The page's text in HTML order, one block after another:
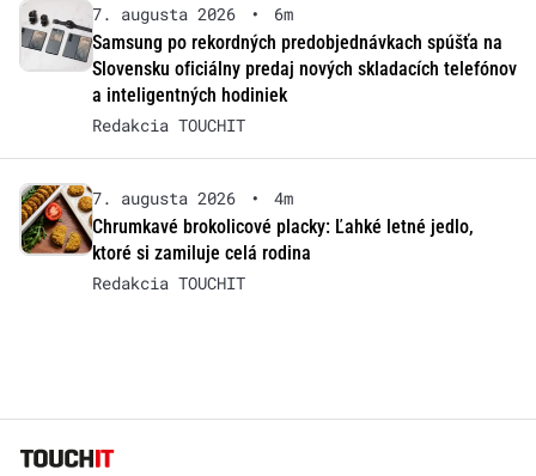
7. augusta 2026 •
6m
Samsung po rekordných predobjednávkach spúšťa na
Slovensku oficiálny predaj nových skladacích telefónov
a inteligentných hodiniek
Redakcia TOUCHIT
7. augusta 2026 •
4m
Chrumkavé brokolicové placky: Ľahké letné jedlo,
ktoré si zamiluje celá rodina
Redakcia TOUCHIT